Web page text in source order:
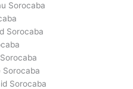
Sorocaba
Sorocaba
Sorocaba
Sorocaba